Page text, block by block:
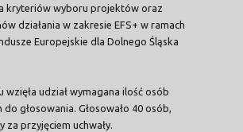
kryteriów wyboru projektów oraz
działania w zakresie EFS+ w ramach
Europejskie dla Dolnego Śląska
wzięła udział wymagana ilość osób
głosowania. Głosowało 40 osób,
za przyjęciem uchwały.